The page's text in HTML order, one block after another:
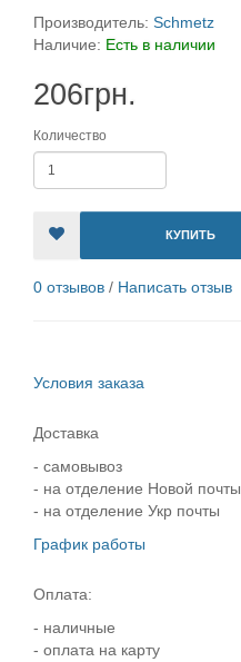
Производитель: Schmetz
Наличие: Есть в наличии
206грн.
Количество
КУПИТЬ
0 отзывов / Написать отзыв
Условия заказа
Доставка
- самовывоз
- на отделение Новой почты
- на отделение Укр почты
График работы
Оплата:
- наличные
- оплата на карту